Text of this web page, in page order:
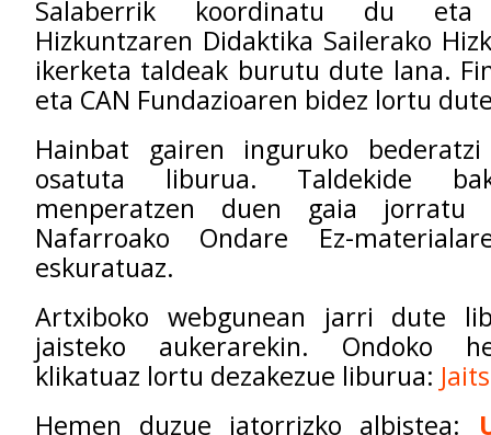
Salaberrik koordinatu du
Hizkuntzaren Didaktika Sailerako
ikerketa taldeak burutu dute lana.
eta CAN Fundazioaren bidez lortu
Hainbat gairen inguruko
osatuta liburua. Taldekide
menperatzen duen gaia jorratu
Nafarroako Ondare Ez-
eskuratuaz.
Artxiboko webgunean jarri dute
jaisteko aukerarekin. Ondoko
klikatuaz lortu dezakezue liburua:
Hemen duzue jatorrizko albistea: